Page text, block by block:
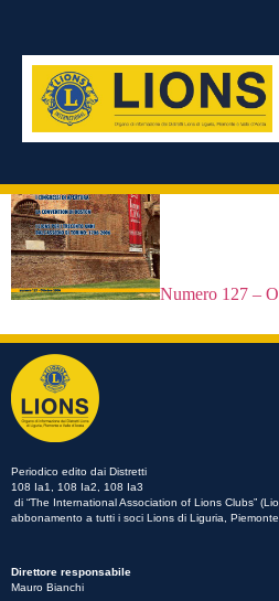
Numero 127 –
Periodico edito dai Distretti
108 Ia1, 108 Ia2, 108 Ia3
di “The International Association of Lions Clubs”
abbonamento a tutti i soci Lions di Liguria, Piemonte
Direttore responsabile
Mauro Bianchi